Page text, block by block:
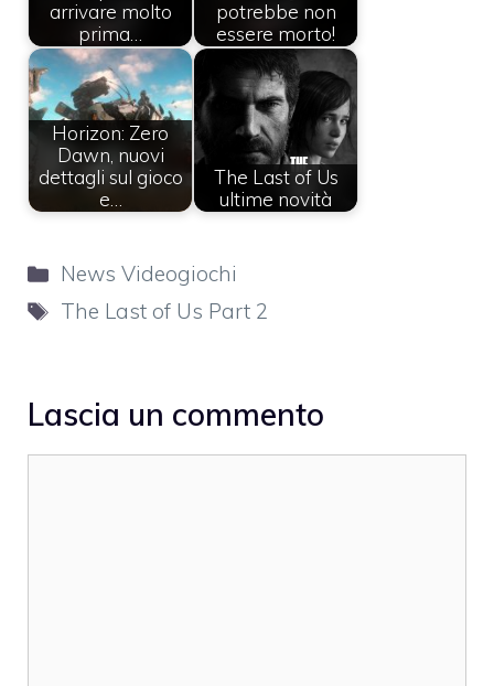
arrivare molto
prima…
potrebbe non
essere morto!
Horizon: Zero
Dawn, nuovi
dettagli sul gioco
e…
The Last of Us
ultime novità
Categorie
News Videogiochi
Tag
The Last of Us Part 2
Lascia un commento